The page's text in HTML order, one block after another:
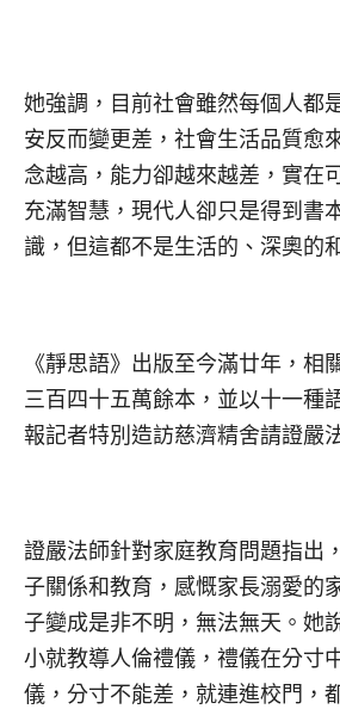
她強調，目前社會雖然每個人都
安反而變更差，社會生活品質愈
念越高，能力卻越來越差，實在
充滿智慧，現代人卻只是得到書
識，但這都不是生活的、深奧的
《靜思語》出版至今滿廿年，相
三百四十五萬餘本，並以十一種
報記者特別造訪慈濟精舍請證嚴
證嚴法師針對家庭教育問題指出
子關係和教育，感慨家長溺愛的
子變成是非不明，無法無天。她
小就教導人倫禮儀，禮儀在分寸
儀，分寸不能差，就連進校門，